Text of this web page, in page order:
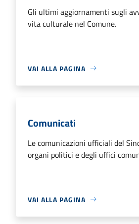
Gli ultimi aggiornamenti sugli
vita culturale nel Comune.
VAI ALLA PAGINA
Comunicati
Le comunicazioni ufficiali del
organi politici e degli uffici
VAI ALLA PAGINA